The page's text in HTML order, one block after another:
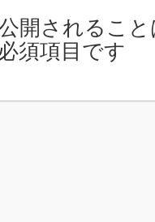
開されるこ
須項目です